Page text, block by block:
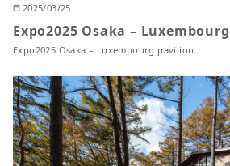
2025/03/25
Expo2025 Osaka –
Expo2025 Osaka – Luxembourg pavilion